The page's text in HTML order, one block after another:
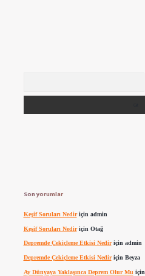
Son yorumlar
Keşif Soruları Nediriçin admin
Keşif Soruları Nediriçin Otağ
Depremde Çekiçleme Etkisi Nediriçin admin
Depremde Çekiçleme Etkisi Nediriçin Beyza
Ay Dünyaya Yaklaşınca Deprem Olur Mu için